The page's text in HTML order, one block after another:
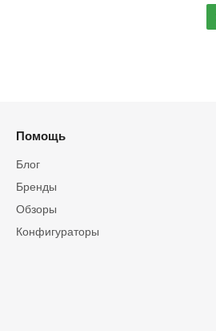
Помощь
Блог
Бренды
Обзоры
Конфигураторы